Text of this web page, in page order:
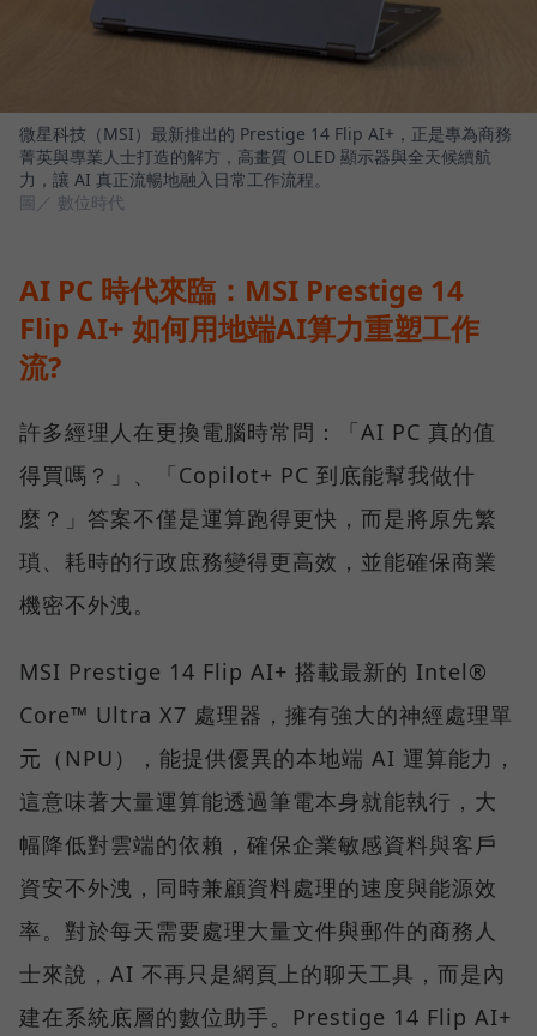
微星科技（MSI）最新推出的 Prestige 14 Flip AI+，正是專為商務
菁英與專業人士打造的解方，高畫質 OLED 顯示器與全天候續航
力，讓 AI 真正流暢地融入日常工作流程。
圖／ 數位時代
AI PC 時代來臨：MSI Prestige 14
Flip AI+ 如何用地端AI算力重塑工作
流?
許多經理人在更換電腦時常問：「AI PC 真的值
得買嗎？」、「Copilot+ PC 到底能幫我做什
麼？」答案不僅是運算跑得更快，而是將原先繁
瑣、耗時的行政庶務變得更高效，並能確保商業
機密不外洩。
MSI Prestige 14 Flip AI+ 搭載最新的 Intel®
Core™ Ultra X7 處理器，擁有強大的神經處理單
元（NPU），能提供優異的本地端 AI 運算能力，
這意味著大量運算能透過筆電本身就能執行，大
幅降低對雲端的依賴，確保企業敏感資料與客戶
資安不外洩，同時兼顧資料處理的速度與能源效
率。對於每天需要處理大量文件與郵件的商務人
士來說，AI 不再只是網頁上的聊天工具，而是內
建在系統底層的數位助手。Prestige 14 Flip AI+